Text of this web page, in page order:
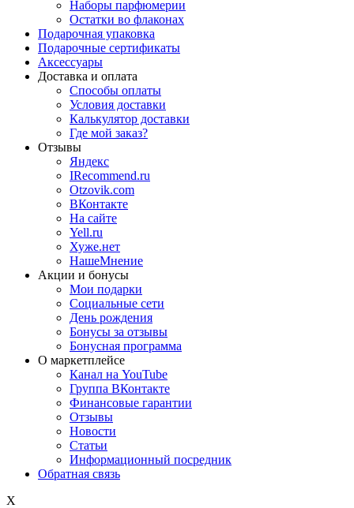
Наборы парфюмерии
Остатки во флаконах
Подарочная упаковка
Подарочные сертификаты
Аксессуары
Доставка и оплата
Способы оплаты
Условия доставки
Калькулятор доставки
Где мой заказ?
Отзывы
Яндекс
IRecommend.ru
Otzovik.com
ВКонтакте
На сайте
Yell.ru
Хуже.нет
НашеМнение
Акции и бонусы
Мои подарки
Социальные сети
День рождения
Бонусы за отзывы
Бонусная программа
О маркетплейсе
Канал на YouTube
Группа ВКонтакте
Финансовые гарантии
Отзывы
Новости
Статьи
Информационный посредник
Обратная связь
X